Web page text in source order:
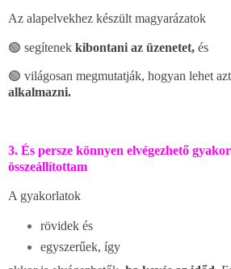
Az alapelvekhez készült magyarázatok
🟢 segítenek kibontani az üzenetet, és
🟢 világosan megmutatják, hogyan lehet
alkalmazni.
3. És persze könnyen elvégezhető
összeállítottam
A gyakorlatok
rövidek és
egyszerűek, így